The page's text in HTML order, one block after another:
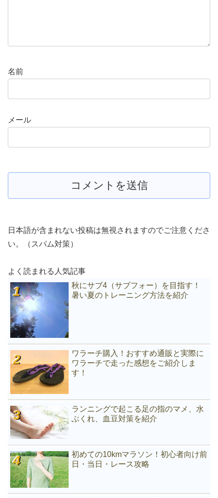
名前
メール
日本語が含まれない投稿は無視されますのでご注意くださ
い。（スパム対策）
よく読まれる人気記事
秋にサブ4（サブフォー）を目指す！
暑い夏のトレーニング方法を紹介
ワラーチ購入！おすすめ通販と実際に
ワラーチで走った感想をご紹介しま
す！
ランニングで起こる足の指のマメ、水
ぶくれ、血豆対策を紹介
初めての10kmマラソン！初心者向け前
日・当日・レース攻略